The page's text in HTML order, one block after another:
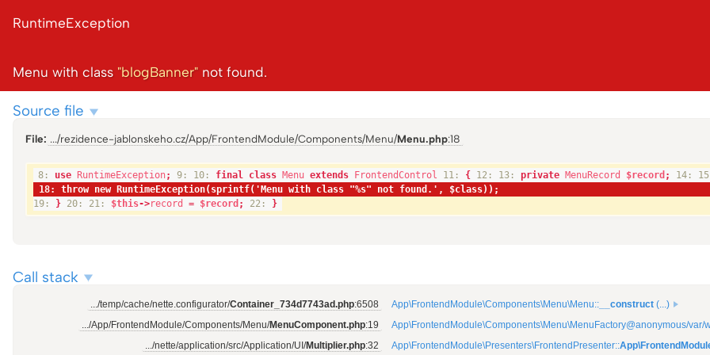
Příroda a památky
Příroda a památky
january
Papírenský park –
RuntimeException
Menu with class "blogBanner" not found.
Source file
File: .../rezidence-jablonskeho.cz/App/FrontendModule/Components/Menu/Menu.php:18
8: useRuntimeException; 9: 10: final classMenuextends FrontendControl 11: { 12: 13: privateMenuRecord $record ; 14:
18: throw new RuntimeException(sprintf('Menu with class "%s" not found.', $class));
19:
} 20: 21: $this->record= $record ; 22: }
Call stack
.../temp/cache/nette.configurator/Container_734d7743ad.php:6508 App\FrontendModule\Components\Menu\Menu:: __construct (...)
.../App/FrontendModule/Components/Menu/MenuComponent.php:19
App\FrontendModule\Components\Menu\MenuFactory@anonymous/
.../nette/application/src/Application/UI/Multiplier.php:32 App\FrontendModule\Presenters\FrontendPresenter::